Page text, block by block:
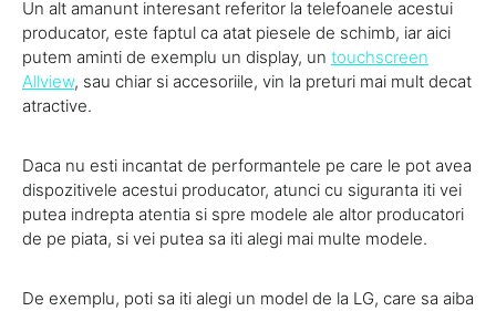
Un alt amanunt interesant referitor la telefoanele acestui
producator, este faptul ca atat piesele de schimb, iar aici
putem aminti de exemplu un display, un touchscreen
Allview, sau chiar si accesoriile, vin la preturi mai mult decat
atractive.
Daca nu esti incantat de performantele pe care le pot avea
dispozitivele acestui producator, atunci cu siguranta iti vei
putea indrepta atentia si spre modele ale altor producatori
de pe piata, si vei putea sa iti alegi mai multe modele.
De exemplu, poti sa iti alegi un model de la LG, care sa aiba